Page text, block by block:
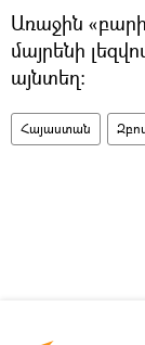
Առաջին
մայրենի
այնտեղ։
Հայաստան